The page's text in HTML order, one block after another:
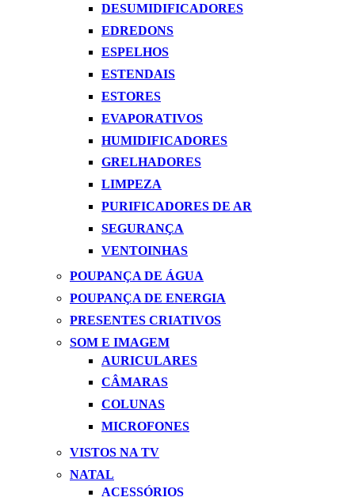
DESUMIDIFICADORES
EDREDONS
ESPELHOS
ESTENDAIS
ESTORES
EVAPORATIVOS
HUMIDIFICADORES
GRELHADORES
LIMPEZA
PURIFICADORES DE AR
SEGURANÇA
VENTOINHAS
POUPANÇA DE ÁGUA
POUPANÇA DE ENERGIA
PRESENTES CRIATIVOS
SOM E IMAGEM
AURICULARES
CÂMARAS
COLUNAS
MICROFONES
VISTOS NA TV
NATAL
ACESSÓRIOS